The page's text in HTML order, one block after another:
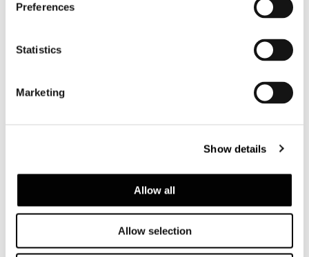
Preferences
Statistics
Marketing
Show details
Allow all
Allow selection
polyurethane foam and encased in
breathable heat-bonded fibre laminated to
white hypoallergenic cotton fabric to lend
extra softness. Seat suspension provided by